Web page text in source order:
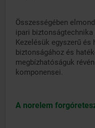
Összességében
ipari
Kezelésük egyszerű és
biztonságához és
megbízhatóságuk
komponensei.
A norelem